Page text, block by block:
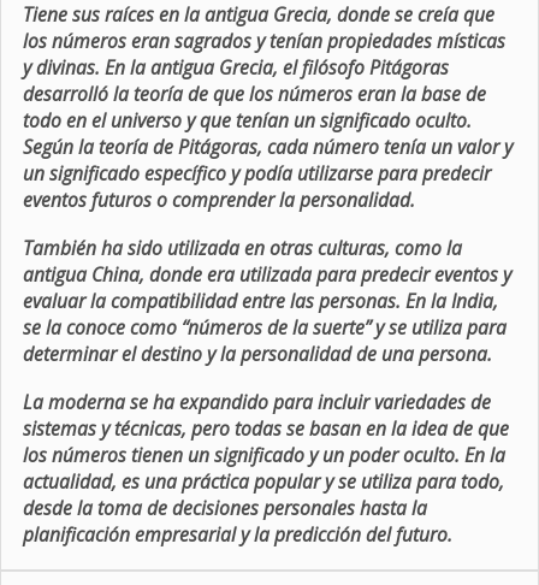
Tiene sus raíces en la antigua Grecia, donde se creía que
los números eran sagrados y tenían propiedades místicas
y divinas. En la antigua Grecia, el filósofo Pitágoras
desarrolló la teoría de que los números eran la base de
todo en el universo y que tenían un significado oculto.
Según la teoría de Pitágoras, cada número tenía un valor y
un significado específico y podía utilizarse para predecir
eventos futuros o comprender la personalidad.
También ha sido utilizada en otras culturas, como la
antigua China, donde era utilizada para predecir eventos y
evaluar la compatibilidad entre las personas. En la India,
se la conoce como “números de la suerte” y se utiliza para
determinar el destino y la personalidad de una persona.
La moderna se ha expandido para incluir variedades de
sistemas y técnicas, pero todas se basan en la idea de que
los números tienen un significado y un poder oculto. En la
actualidad, es una práctica popular y se utiliza para todo,
desde la toma de decisiones personales hasta la
planificación empresarial y la predicción del futuro.